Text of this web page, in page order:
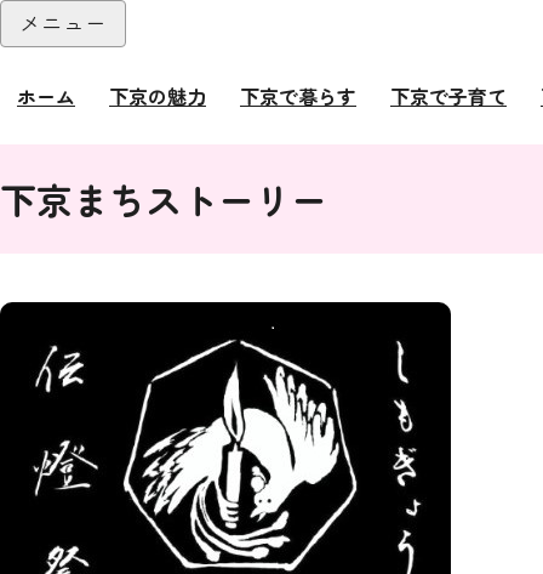
本文へ
メニュー
ホーム 下京の魅力 下京で暮らす 下京で子育て
下京まちストーリー